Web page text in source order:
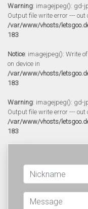
Warning: imagejpeg(): gd-
Output file write error --- out
/var/www/vhosts/
183
Notice: imagejpeg(): Write
on device in
/var/www/vhosts/
183
Warning: imagejpeg(): gd-
Output file write error --- out
/var/www/vhosts/
183